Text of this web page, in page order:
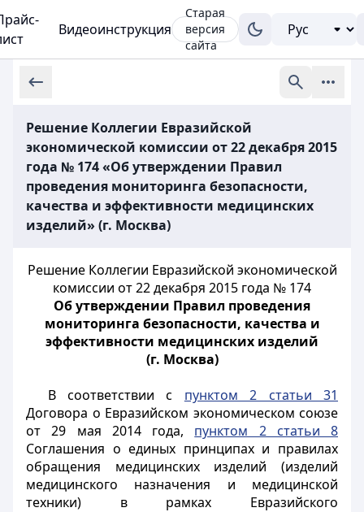
Видеоинструкция
Старая
версия
сайта
Решение Коллегии Евразийской
экономической комиссии от 22 декабря 2015
года № 174 «Об утверждении Правил
проведения мониторинга безопасности,
качества и эффективности медицинских
изделий» (г. Москва)
Решение Коллегии Евразийской экономической
комиссии от 22 декабря 2015 года № 174
Об утверждении Правил проведения
мониторинга безопасности, качества и
эффективности медицинских изделий
(г. Москва)
В соответствии с пунктом 2 статьи 31
Договора о Евразийском экономическом союзе
от 29 мая 2014 года, пунктом 2 статьи 8
Соглашения о единых принципах и правилах
обращения медицинских изделий (изделий
медицинского назначения и медицинской
техники) в рамках Евразийского